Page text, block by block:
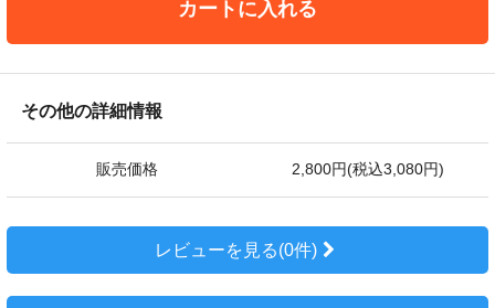
カートに入れる
その他の詳細情報
販売価格 2,800円(税込3,080円)
レビューを見る(0件)